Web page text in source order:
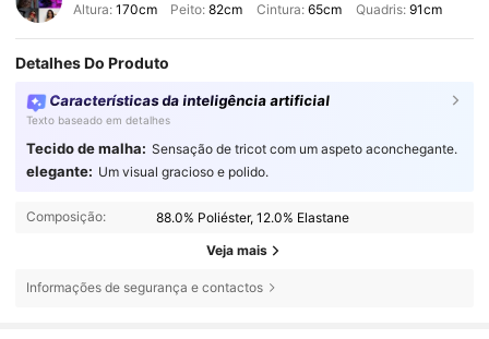
Altura: 170cm Peito:82cm Cintura: 65cm Quadris: 91cm
Detalhes Do Produto
Características da inteligência artificial
Texto baseado em detalhes
Tecido de malha: Sensação de tricot com um aspeto aconchegante.
elegante: Um visual gracioso e polido.
Composição: 88.0% Poliéster, 12.0% Elastane
Veja mais
Informações de segurança e contactos